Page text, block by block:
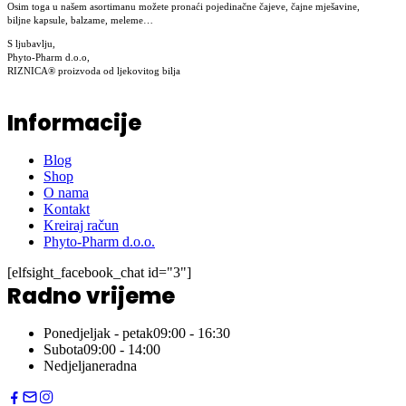
Osim toga u našem asortimanu možete pronaći pojedinačne čajeve, čajne mješavine,
biljne kapsule, balzame, meleme…
S ljubavlju,
Phyto-Pharm d.o.o,
RIZNICA® proizvoda od ljekovitog bilja
Informacije
Blog
Shop
O nama
Kontakt
Kreiraj račun
Phyto-Pharm d.o.o.
[elfsight_facebook_chat id="3"]
Radno vrijeme
Ponedjeljak - petak09:00 - 16:30
Subota09:00 - 14:00
Nedjeljaneradna